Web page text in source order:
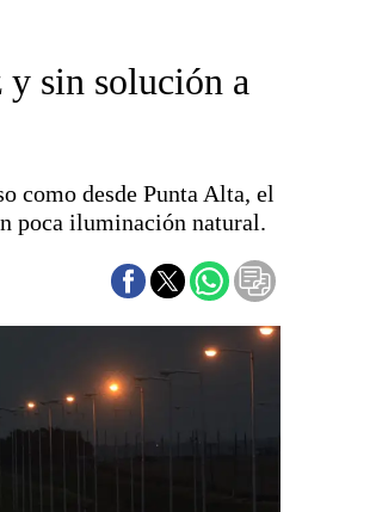
y sin solución a
como desde Punta Alta, el
poca iluminación natural.